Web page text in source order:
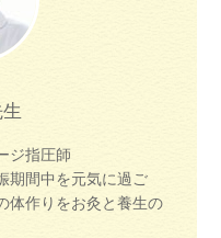
ジ指圧師
期間中を元気に過ご
体作りをお灸と養生の